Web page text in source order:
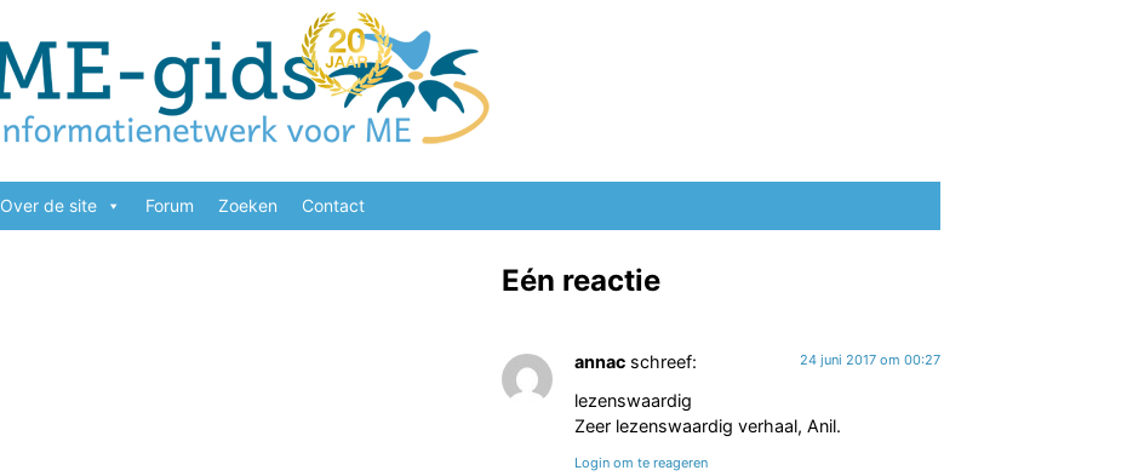
Over de site Forum Zoeken Contact
Eén reactie
annac schreef: 24 juni 2017 om 00:27
lezenswaardig
Zeer lezenswaardig verhaal, Anil.
Login om te reageren